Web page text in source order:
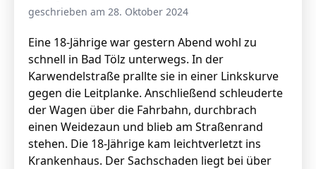
geschrieben am 28. Oktober 2024
Eine 18-Jährige war gestern Abend wohl zu
schnell in Bad Tölz unterwegs. In der
Karwendelstraße prallte sie in einer Linkskurve
gegen die Leitplanke. Anschließend schleuderte
der Wagen über die Fahrbahn, durchbrach
einen Weidezaun und blieb am Straßenrand
stehen. Die 18-Jährige kam leichtverletzt ins
Krankenhaus. Der Sachschaden liegt bei über